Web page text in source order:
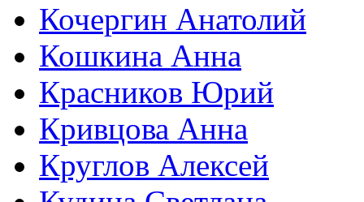
Кочергин Анатолий
Кошкина Анна
Красников Юрий
Кривцова Анна
Круглов Алексей